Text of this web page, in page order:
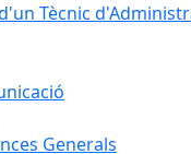
Tècnic
Generals